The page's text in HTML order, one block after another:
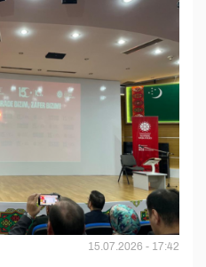
15.07.2026 - 17:42